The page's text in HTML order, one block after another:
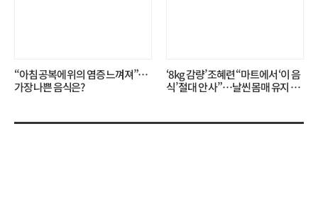
“아침 공복에 위의 염증 느껴져”…
가장 나쁜 음식은?
‘8kg 감량’ 조혜련 “마트에서 ‘이 음
식’ 절대 안 사”…날씬 몸매 유지 비